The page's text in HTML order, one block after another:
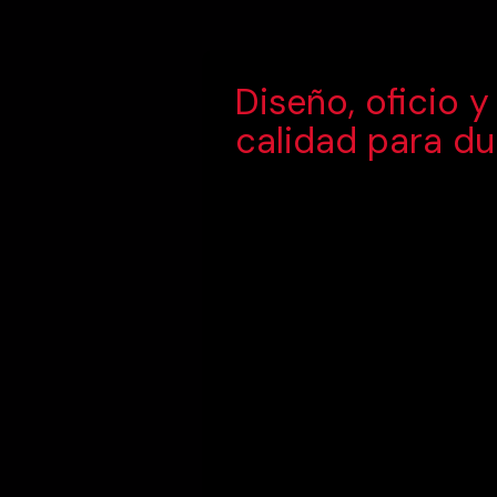
Diseño, oficio y
calidad para